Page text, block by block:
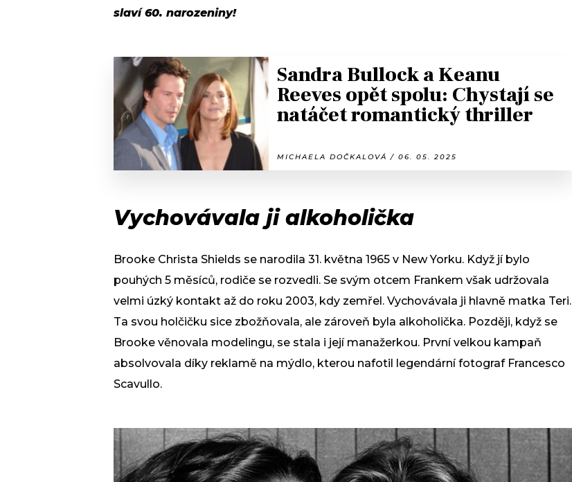
slaví 60. narozeniny!
Sandra Bullock a Keanu
Reeves opět spolu: Chystají se
natáčet romantický thriller
MICHAELA DOČKALOVÁ / 06. 05. 2025
Vychovávala ji alkoholička
Brooke Christa Shields se narodila 31. května 1965 v New Yorku. Když jí bylo
pouhých 5 měsíců, rodiče se rozvedli. Se svým otcem Frankem však udržovala
velmi úzký kontakt až do roku 2003, kdy zemřel. Vychovávala ji hlavně matka Teri.
Ta svou holčičku sice zbožňovala, ale zároveň byla alkoholička. Později, když se
Brooke věnovala modelingu, se stala i její manažerkou. První velkou kampaň
absolvovala díky reklamě na mýdlo, kterou nafotil legendární fotograf Francesco
Scavullo.